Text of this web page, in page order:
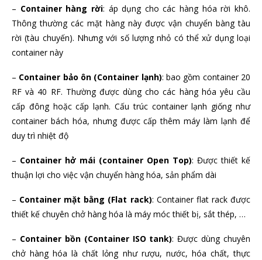
– Container hàng rời: áp dụng cho các hàng hóa rời khô.
Thông thường các mặt hàng này được vận chuyển bàng tàu
rời (tàu chuyến). Nhưng với số lượng nhỏ có thể xử dụng loại
container này
– Container bảo ôn (Container lạnh): bao gồm container 20
RF và 40 RF. Thường được dùng cho các hàng hóa yêu cầu
cấp đông hoặc cấp lạnh. Cấu trúc container lạnh giống như
container bách hóa, nhưng được cấp thêm máy làm lạnh để
duy trì nhiệt độ
– Container hở mái (container Open Top): Được thiết kế
thuận lợi cho việc vận chuyển hàng hóa, sản phẩm dài
– Container mặt bằng (Flat rack): Container flat rack được
thiết kế chuyên chở hàng hóa là máy móc thiết bị, sắt thép, …
– Container bồn (Container ISO tank): Được dùng chuyên
chở hàng hóa là chất lỏng như rượu, nước, hóa chất, thực